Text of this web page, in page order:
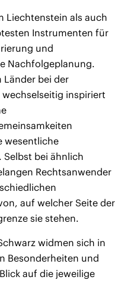
Liechtenstein als auch
Instrumenten für
und
Nachfolgeplanung.
Länder bei der
inspiriert
wesentliche
Selbst bei ähnlich
Rechtsanwender
auf welcher Seite der
sie stehen.
widmen sich in
Besonderheiten und
auf die jeweilige